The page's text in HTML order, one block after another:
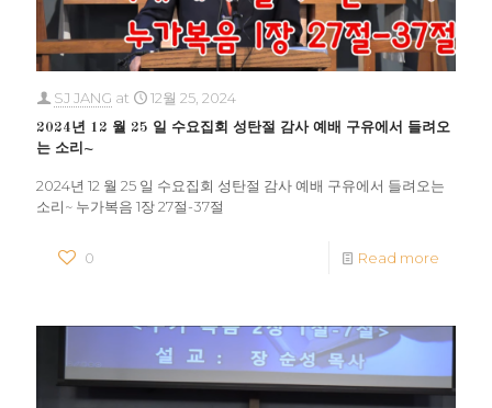
SJ JANG at 12월 25, 2024
2024년 12 월 25 일 수요집회 성탄절 감사 예배 구유에서 들려오
는 소리~
2024년 12 월 25 일 수요집회 성탄절 감사 예배 구유에서 들려오는
소리~ 누가복음 1장 27절-37절
0 Read more